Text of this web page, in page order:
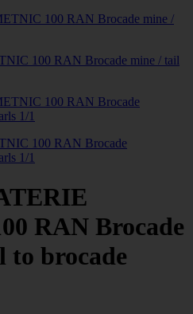
100 RAN Brocade mine / tail
100 RAN Brocade
1/1
RAN Brocade
to brocade